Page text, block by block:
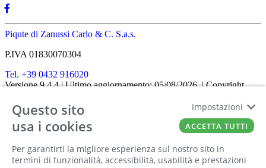
Piqute di Zanussi Carlo & C. S.a.s.
P.IVA 01830070304
Tel. +39 0432 916020
Versione 9.4.4 | Ultimo aggiornamento: 05/08/2026 | Copyright
Home| Chi siamo| Approfondimenti
FATTO CON IL
DA EUROBUSINESS
Ciao! Stai usando un browser non più
supportato! Per fruire al meglio di questo
Questo sito
usa i cookies
Per garantirti la migliore esperienza sul nostro sito in
termini di funzionalità, accessibilità, usabilità e prestazioni
Impostazioni
ACCETTA TUTTI